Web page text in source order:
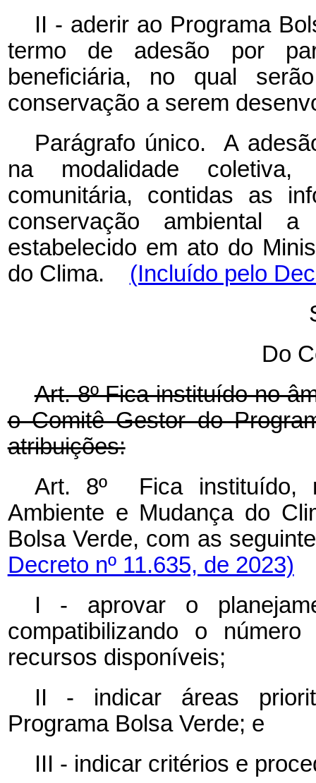
II - aderir ao Programa
termo de adesão por
beneficiária, no qual
conservação a serem
Parágrafo único. A
na modalidade coletiva,
comunitária, contidas as
conservação ambiental a
estabelecido em ato do
do Clima. (Incluído pelo
Do
Art. 8º Fica instituído no
o Comitê Gestor do
atribuições:
Art. 8º Fica instituído,
Ambiente e Mudança do
Bolsa Verde, com as
Decreto nº 11.635, de 2023)
I - aprovar o
compatibilizando o
recursos disponíveis;
II - indicar áreas
Programa Bolsa Verde; e
III - indicar critérios e